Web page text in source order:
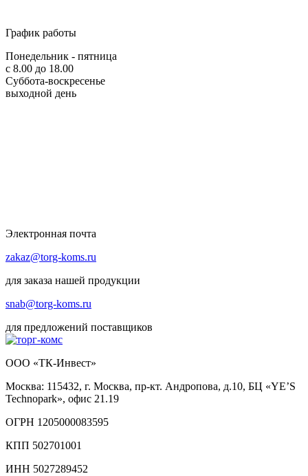
График работы
Понедельник - пятница
с 8.00 до 18.00
Суббота-воскресенье
выходной день
Электронная почта
zakaz@torg-koms.ru
для заказа нашей продукции
snab@torg-koms.ru
для предложений поставщиков
ООО «ТК-Инвест»
Москва: 115432, г. Москва, пр-кт. Андропова, д.10, БЦ «YE’S
Technopark», офис 21.19
ОГРН 1205000083595
КПП 502701001
ИНН 5027289452